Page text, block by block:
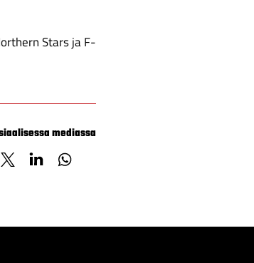
Stars ja F-
mediassa
FacebookissaJaa X-palvelussaJaa LinkedInissä